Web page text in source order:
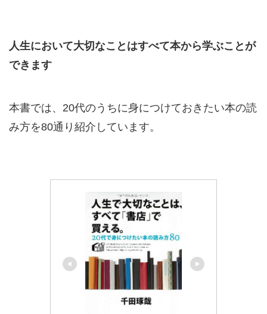
人生において大切なことはすべて本から学ぶことが
できます
本書では、20代のうちに身につけておきたい本の読
み方を80通り紹介しています。